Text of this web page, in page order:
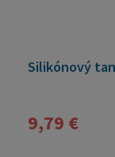
Silikónový
9,79 €